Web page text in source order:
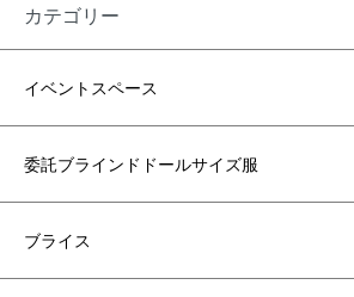
カテゴリー
イベントスペース
委託ブラインドドールサイズ服
ブライス